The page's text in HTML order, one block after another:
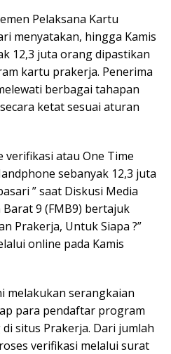
Pelaksana Kartu
menyatakan, hingga Kamis
12,3 juta orang dipastikan
kartu prakerja. Penerima
berbagai tahapan
ketat sesuai aturan
verifikasi atau One Time
sebanyak 12,3 juta
” saat Diskusi Media
9 (FMB9) bertajuk
Prakerja, Untuk Siapa ?”
online pada Kamis
melakukan serangkaian
para pendaftar program
situs Prakerja. Dari jumlah
verifikasi melalui surat